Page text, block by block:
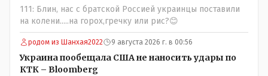
111: Блин, нас с братской Россией украинцы поставили
на колени.....на горох,гречку или рис?😊
родом из Шанхая2022 9 августа 2026 г. в 00:56
Украина пообещала США не наносить удары по
КТК – Bloomberg